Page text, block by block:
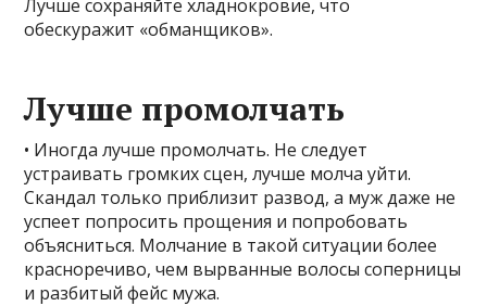
Лучше сохраняйте хладнокровие, что
обескуражит «обманщиков».
Лучше промолчать
• Иногда лучше промолчать. Не следует
устраивать громких сцен, лучше молча уйти.
Скандал только приблизит развод, а муж даже не
успеет попросить прощения и попробовать
объясниться. Молчание в такой ситуации более
красноречиво, чем вырванные волосы соперницы
и разбитый фейс мужа.